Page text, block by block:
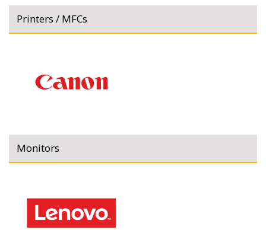
Printers / MFCs
Monitors